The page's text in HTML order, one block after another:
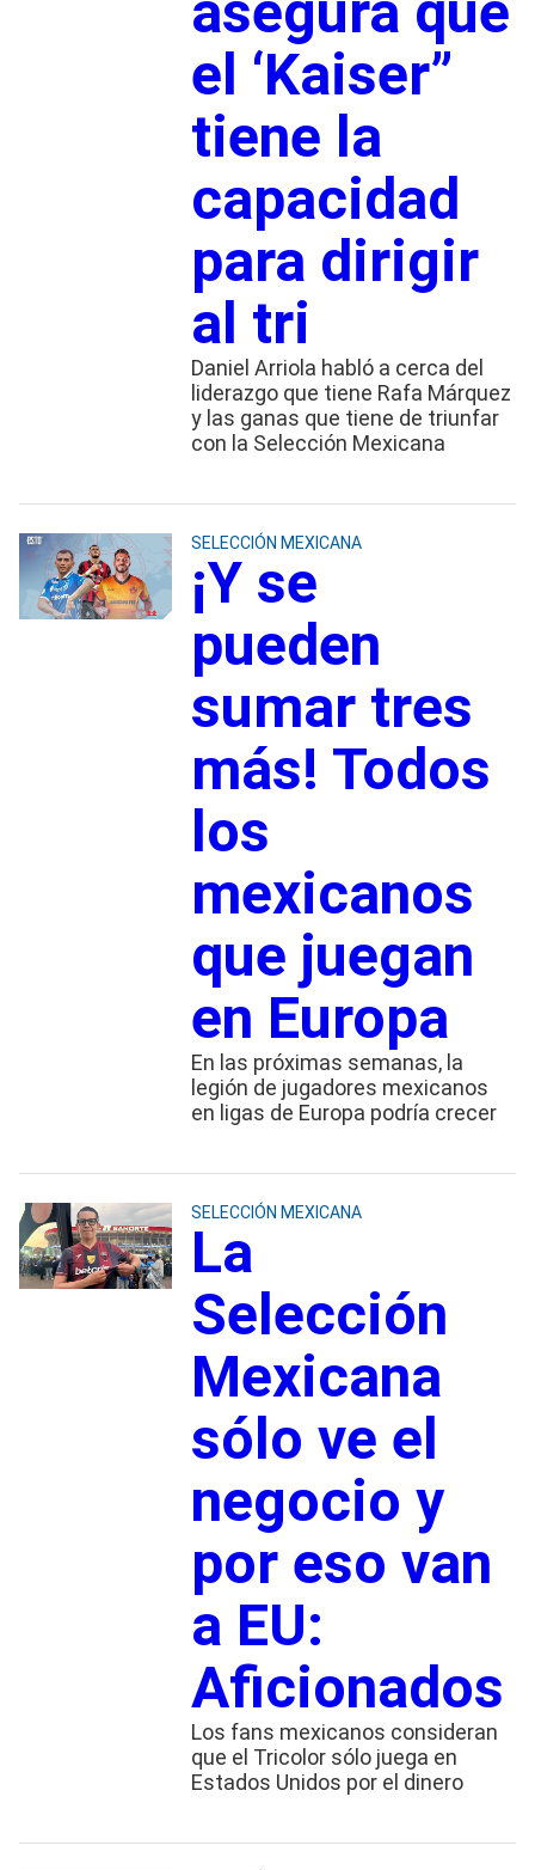
el ‘Kaiser”
tiene la
capacidad
para dirigir
al tri
Daniel Arriola habló a cerca del
liderazgo que tiene Rafa Márquez
y las ganas que tiene de triunfar
con la Selección Mexicana
SELECCIÓN MEXICANA
¡Y se
pueden
sumar tres
más! Todos
los
mexicanos
que juegan
en Europa
En las próximas semanas, la
legión de jugadores mexicanos
en ligas de Europa podría crecer
SELECCIÓN MEXICANA
La
Selección
Mexicana
sólo ve el
negocio y
por eso van
a EU:
Aficionados
Los fans mexicanos consideran
que el Tricolor sólo juega en
Estados Unidos por el dinero